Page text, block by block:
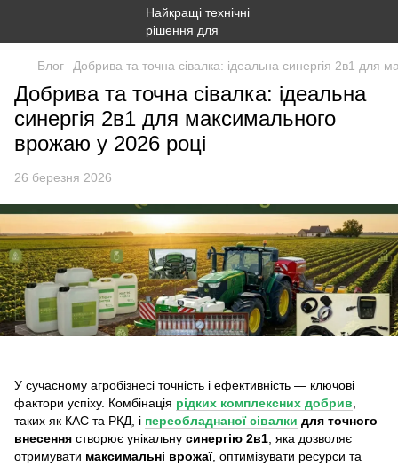
Блог Добрива та точна сівалка: ідеальна синергія 2в1 для
Добрива та точна сівалка: ідеальна
синергія 2в1 для максимального
врожаю у 2026 році
26 березня 2026
У сучасному агробізнесі точність і ефективність — ключові
фактори успіху. Комбінація рідких комплексних добрив,
таких як КАС та РКД, і переобладнаної сівалки для точного
внесення створює унікальну синергію 2в1, яка дозволяє
отримувати максимальні врожаї, оптимізувати ресурси та